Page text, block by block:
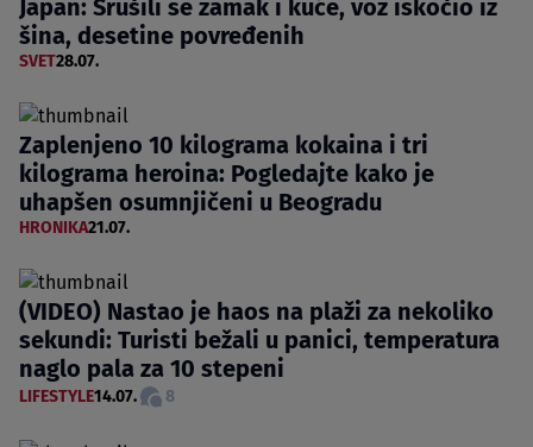
Japan: Srušili se zamak i kuće, voz iskočio iz
šina, desetine povređenih
SVET28.07.
Zaplenjeno 10 kilograma kokaina i tri
kilograma heroina: Pogledajte kako je
uhapšen osumnjičeni u Beogradu
HRONIKA21.07.
(VIDEO) Nastao je haos na plaži za nekoliko
sekundi: Turisti bežali u panici, temperatura
naglo pala za 10 stepeni
LIFESTYLE14.07. 8